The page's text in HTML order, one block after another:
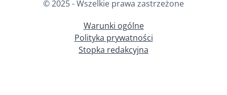
© 2025 - Wszelkie prawa zastrzeżone
Warunki ogólne
Polityka prywatności
Stopka redakcyjna